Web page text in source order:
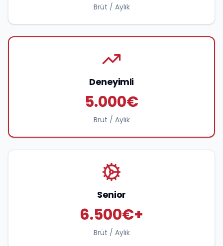
Brüt / Aylık
Deneyimli
5.000€
Brüt / Aylık
Senior
6.500€+
Brüt / Aylık